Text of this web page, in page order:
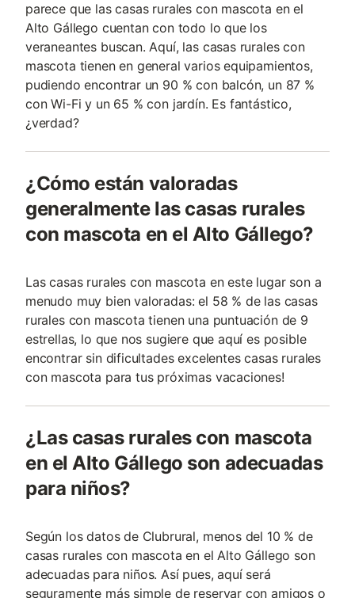
parece que las casas rurales con mascota en el
Alto Gállego cuentan con todo lo que los
veraneantes buscan. Aquí, las casas rurales con
mascota tienen en general varios equipamientos,
pudiendo encontrar un 90 % con balcón, un 87 %
con Wi-Fi y un 65 % con jardín. Es fantástico,
¿verdad?
¿Cómo están valoradas
generalmente las casas rurales
con mascota en el Alto Gállego?
Las casas rurales con mascota en este lugar son a
menudo muy bien valoradas: el 58 % de las casas
rurales con mascota tienen una puntuación de 9
estrellas, lo que nos sugiere que aquí es posible
encontrar sin dificultades excelentes casas rurales
con mascota para tus próximas vacaciones!
¿Las casas rurales con mascota
en el Alto Gállego son adecuadas
para niños?
Según los datos de Clubrural, menos del 10 % de
casas rurales con mascota en el Alto Gállego son
adecuadas para niños. Así pues, aquí será
seguramente más simple de reservar con amigos o